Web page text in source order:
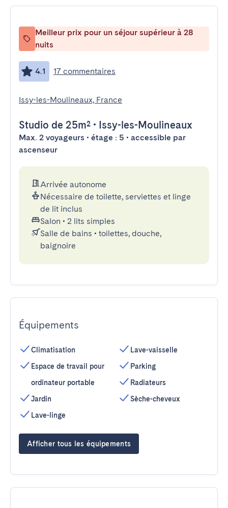
Meilleur prix pour un séjour supérieur à 28
nuits
4.1 17 commentaires
Issy-les-Moulineaux, France
Studio de 25m² • Issy-les-Moulineaux
Max. 2 voyageurs • étage : 5 • accessible par
ascenseur
Arrivée autonome
Nécessaire de toilette, serviettes et linge
de lit inclus
Salon • 2 lits simples
Salle de bains • toilettes, douche,
baignoire
Équipements
Climatisation
Espace de travail pour
ordinateur portable
Jardin
Lave-linge
Lave-vaisselle
Parking
Radiateurs
Sèche-cheveux
Afficher tous les équipements